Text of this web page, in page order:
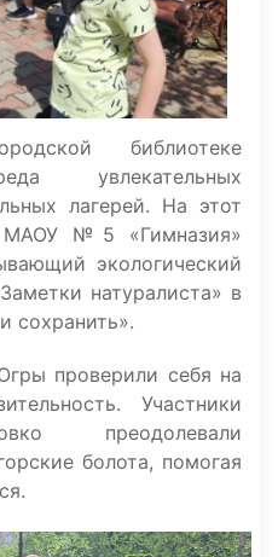
библиотеке
увлекательных
лагерей. На этот
№5 «Гимназия»
экологический
натуралиста» в
сохранить».
проверили себя на
Участники
преодолевали
болота, помогая